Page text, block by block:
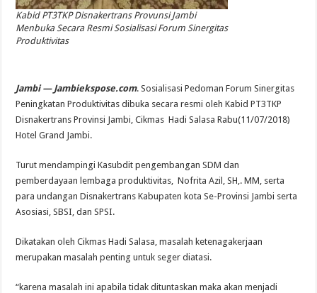
Kabid PT3TKP Disnakertrans Provunsi Jambi
Menbuka Secara Resmi Sosialisasi Forum Sinergitas
Produktivitas
Jambi — Jambiekspose.com. Sosialisasi Pedoman Forum Sinergitas
Peningkatan Produktivitas dibuka secara resmi oleh Kabid PT3TKP
Disnakertrans Provinsi Jambi, Cikmas Hadi Salasa Rabu(11/07/2018)
Hotel Grand Jambi.
Turut mendampingi Kasubdit pengembangan SDM dan
pemberdayaan lembaga produktivitas, Nofrita Azil, SH,. MM, serta
para undangan Disnakertrans Kabupaten kota Se-Provinsi Jambi serta
Asosiasi, SBSI, dan SPSI.
Dikatakan oleh Cikmas Hadi Salasa, masalah ketenagakerjaan
merupakan masalah penting untuk seger diatasi.
“karena masalah ini apabila tidak dituntaskan maka akan menjadi